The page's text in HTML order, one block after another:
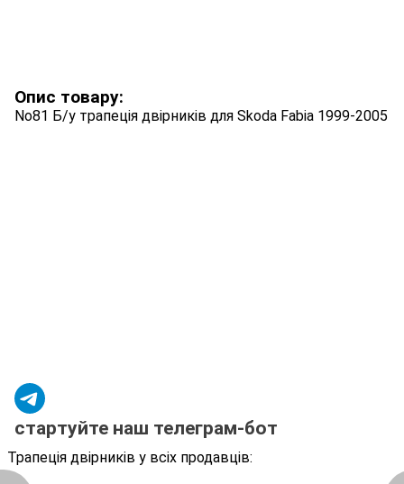
Опис товару:
No81 Б/у трапеція двірників для Skoda Fabia 1999-2005
стартуйте наш телеграм-бот
Трапеція двірників у всіх продавців: